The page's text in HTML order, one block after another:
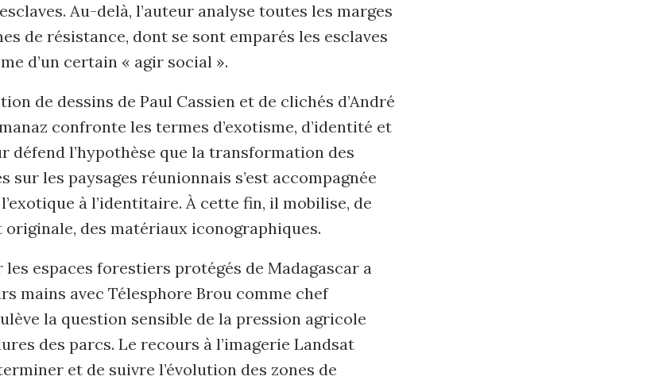
Au-delà, l’auteur analyse toutes les marges
de résistance, dont se sont emparés les esclaves
d’un certain « agir social ».
de dessins de Paul Cassien et de clichés d’André
confronte les termes d’exotisme, d’identité et
défend l’hypothèse que la transformation des
sur les paysages réunionnais s’est accompagnée
à l’identitaire. À cette fin, il mobilise, de
des matériaux iconographiques.
espaces forestiers protégés de Madagascar a
mains avec Télesphore Brou comme chef
la question sensible de la pression agricole
des parcs. Le recours à l’imagerie Landsat
et de suivre l’évolution des zones de